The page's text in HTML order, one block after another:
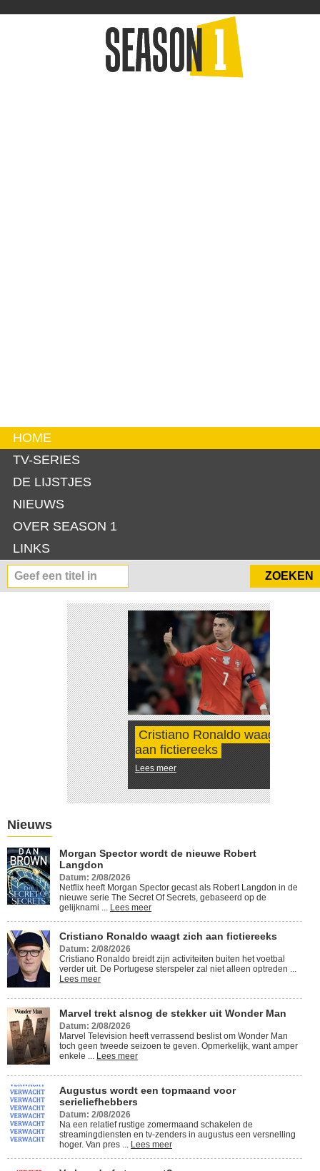
HOME
TV-SERIES
DE LIJSTJES
NIEUWS
OVER SEASON 1
LINKS
Cristiano Ronaldo waagt zich
aan fictiereeks
Lees meer
Nieuws
Morgan Spector wordt de nieuwe Robert
Langdon
Datum: 2/08/2026
Netflix heeft Morgan Spector gecast als Robert Langdon in de
nieuwe serie The Secret Of Secrets, gebaseerd op de
gelijknami ... Lees meer
Cristiano Ronaldo waagt zich aan fictiereeks
Datum: 2/08/2026
Cristiano Ronaldo breidt zijn activiteiten buiten het voetbal
verder uit. De Portugese sterspeler zal niet alleen optreden ...
Lees meer
Marvel trekt alsnog de stekker uit Wonder Man
Datum: 2/08/2026
Marvel Television heeft verrassend beslist om Wonder Man
toch geen tweede seizoen te geven. Opmerkelijk, want amper
enkele ... Lees meer
Augustus wordt een topmaand voor
serieliefhebbers
Datum: 2/08/2026
Na een relatief rustige zomermaand schakelen de
streamingdiensten en tv-zenders in augustus een versnelling
hoger. Van pres ... Lees meer